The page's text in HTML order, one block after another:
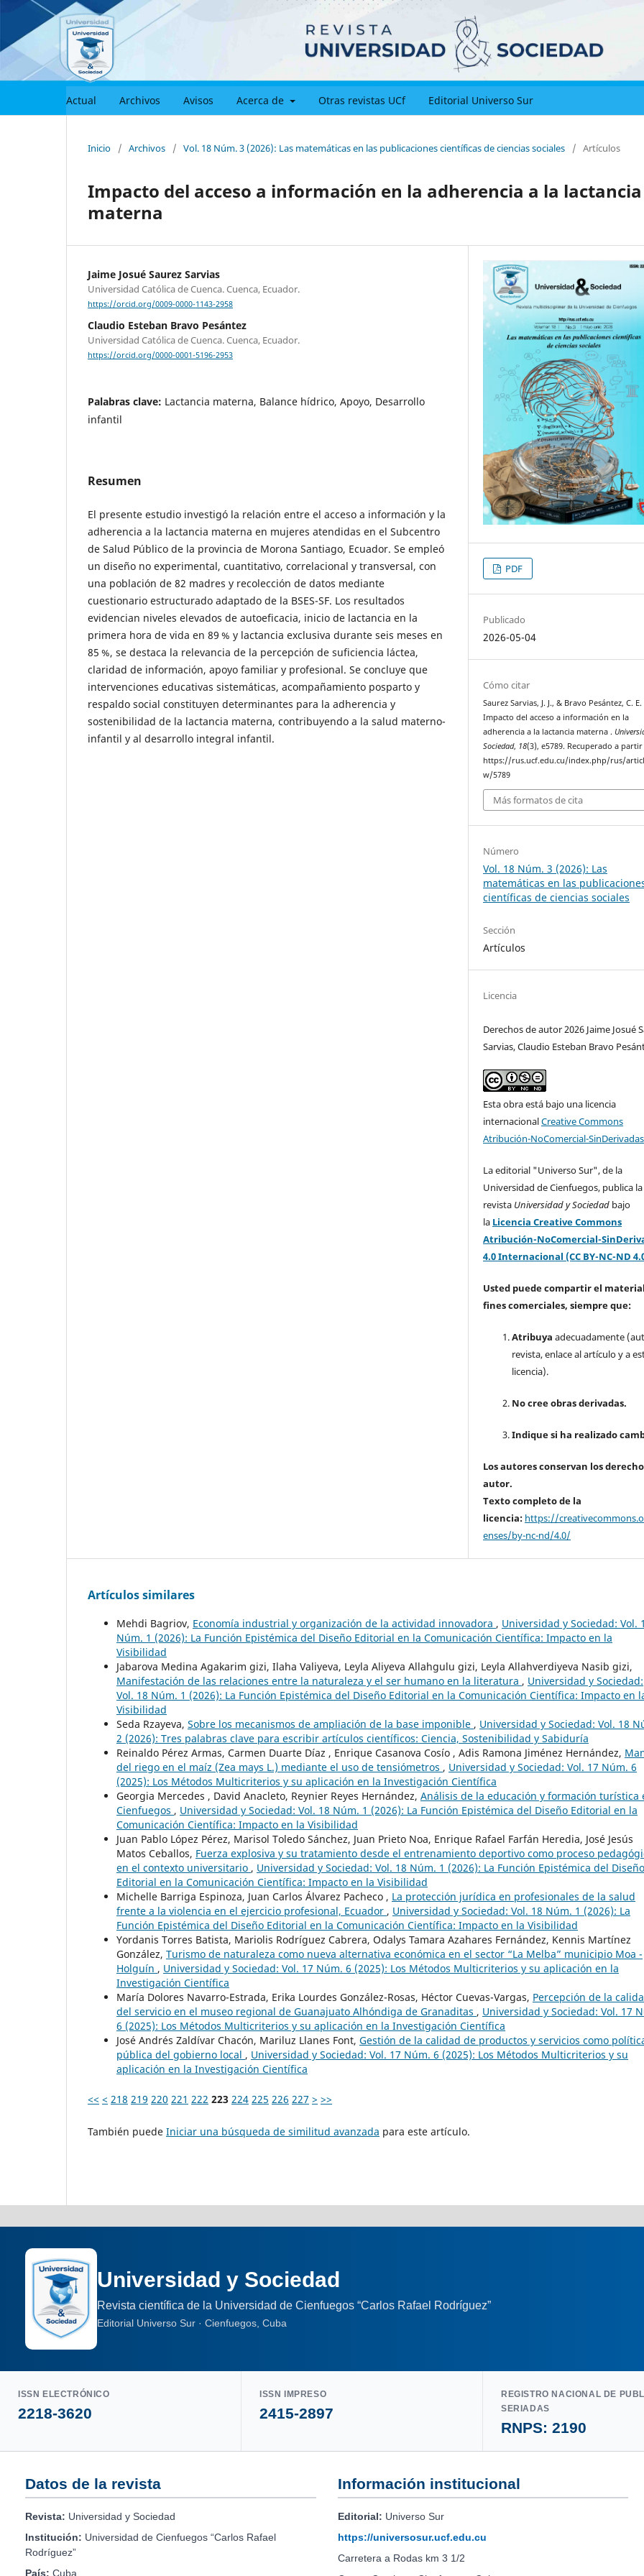
Actual Archivos Avisos Acerca de Otras revistas UCf Editorial Universo Sur
Inicio / Archivos / Vol. 18 Núm. 3 (2026): Las matemáticas en las publicaciones científicas de ciencias sociales / Artículos
Impacto del acceso a información en la adherencia a la lactancia
materna
Jaime Josué Saurez Sarvias
Universidad Católica de Cuenca. Cuenca, Ecuador.
https://orcid.org/0009-0000-1143-2958
Claudio Esteban Bravo Pesántez
Universidad Católica de Cuenca. Cuenca, Ecuador.
https://orcid.org/0000-0001-5196-2953
Palabras clave: Lactancia materna, Balance hídrico, Apoyo, Desarrollo
infantil
Resumen
El presente estudio investigó la relación entre el acceso a información y la
adherencia a la lactancia materna en mujeres atendidas en el Subcentro
de Salud Público de la provincia de Morona Santiago, Ecuador. Se empleó
un diseño no experimental, cuantitativo, correlacional y transversal, con
una población de 82 madres y recolección de datos mediante
cuestionario estructurado adaptado de la BSES-SF. Los resultados
evidencian niveles elevados de autoeficacia, inicio de lactancia en la
primera hora de vida en 89 % y lactancia exclusiva durante seis meses en
85 %, se destaca la relevancia de la percepción de suficiencia láctea,
claridad de información, apoyo familiar y profesional. Se concluye que
intervenciones educativas sistemáticas, acompañamiento posparto y
respaldo social constituyen determinantes para la adherencia y
sostenibilidad de la lactancia materna, contribuyendo a la salud materno-
infantil y al desarrollo integral infantil.
PDF
Publicado
2026-05-04
Cómo citar
Saurez Sarvias, J. J., & Bravo Pesántez, C. E.
Impacto del acceso a información en la
adherencia a la lactancia materna .
Sociedad, 18(3), e5789. Recuperado a
https://rus.ucf.edu.cu/index.php/rus/
w/5789
Más formatos de cita
Número
Vol. 18 Núm. 3 (2026): Las
matemáticas en las
científicas de ciencias sociales
Sección
Artículos
Licencia
Derechos de autor 2026 Jaime Josué
Sarvias, Claudio Esteban Bravo
Esta obra está bajo una licencia
internacionalCreative Commons
Atribución-NoComercial-
La editorial "Universo Sur", de la
Universidad de Cienfuegos, publica la
revista Universidad y Sociedad bajo
la Licencia Creative Commons
Atribución-NoComercial-
4.0 Internacional (CC BY-NC-ND
Usted puede compartir el
fines comerciales, siempre que:
Atribuya adecuadamente
revista, enlace al artículo y a
licencia).
No cree obras derivadas.
Indique si ha realizado
Los autores conservan los
autor.
Texto completo de la
licencia: https://
enses/by-nc-nd/4.0/
Artículos similares
Mehdi Bagriov, Economía industrial y organización de la actividad innovadora , Universidad y Sociedad: Vol.
Núm. 1 (2026): La Función Epistémica del Diseño Editorial en la Comunicación Científica: Impacto en la
Visibilidad
Jabarova Medina Agakarim gizi, Ilaha Valiyeva, Leyla Aliyeva Allahgulu gizi, Leyla Allahverdiyeva Nasib gizi,
Manifestación de las relaciones entre la naturaleza y el ser humano en la literatura , Universidad y Sociedad:
Vol. 18 Núm. 1 (2026): La Función Epistémica del Diseño Editorial en la Comunicación Científica: Impacto en
Visibilidad
Seda Rzayeva, Sobre los mecanismos de ampliación de la base imponible , Universidad y Sociedad: Vol. 18
2 (2026): Tres palabras clave para escribir artículos científicos: Ciencia, Sostenibilidad y Sabiduría
Reinaldo Pérez Armas, Carmen Duarte Díaz , Enrique Casanova Cosío , Adis Ramona Jiménez Hernández,
del riego en el maíz (Zea mays L.) mediante el uso de tensiómetros , Universidad y Sociedad: Vol. 17 Núm. 6
(2025): Los Métodos Multicriterios y su aplicación en la Investigación Científica
Georgia Mercedes , David Anacleto, Reynier Reyes Hernández, Análisis de la educación y formación turística
Cienfuegos , Universidad y Sociedad: Vol. 18 Núm. 1 (2026): La Función Epistémica del Diseño Editorial en la
Comunicación Científica: Impacto en la Visibilidad
Juan Pablo López Pérez, Marisol Toledo Sánchez, Juan Prieto Noa, Enrique Rafael Farfán Heredia, José Jesús
Matos Ceballos, Fuerza explosiva y su tratamiento desde el entrenamiento deportivo como proceso
en el contexto universitario , Universidad y Sociedad: Vol. 18 Núm. 1 (2026): La Función Epistémica del Diseño
Editorial en la Comunicación Científica: Impacto en la Visibilidad
Michelle Barriga Espinoza, Juan Carlos Álvarez Pacheco , La protección jurídica en profesionales de la salud
frente a la violencia en el ejercicio profesional, Ecuador , Universidad y Sociedad: Vol. 18 Núm. 1 (2026): La
Función Epistémica del Diseño Editorial en la Comunicación Científica: Impacto en la Visibilidad
Yordanis Torres Batista, Mariolis Rodríguez Cabrera, Odalys Tamara Azahares Fernández, Kennis Martínez
González, Turismo de naturaleza como nueva alternativa económica en el sector “La Melba” municipio Moa -
Holguín , Universidad y Sociedad: Vol. 17 Núm. 6 (2025): Los Métodos Multicriterios y su aplicación en la
Investigación Científica
María Dolores Navarro-Estrada, Erika Lourdes González-Rosas, Héctor Cuevas-Vargas, Percepción de la
del servicio en el museo regional de Guanajuato Alhóndiga de Granaditas , Universidad y Sociedad: Vol. 17
6 (2025): Los Métodos Multicriterios y su aplicación en la Investigación Científica
José Andrés Zaldívar Chacón, Mariluz Llanes Font, Gestión de la calidad de productos y servicios como
pública del gobierno local , Universidad y Sociedad: Vol. 17 Núm. 6 (2025): Los Métodos Multicriterios y su
aplicación en la Investigación Científica
<< < 218 219 220 221 222 223 224 225 226 227 > >>
También puede Iniciar una búsqueda de similitud avanzada para este artículo.
Universidad y Sociedad
Revista científica de la Universidad de Cienfuegos “Carlos Rafael Rodríguez”
Editorial Universo Sur · Cienfuegos, Cuba
ISSN ELECTRÓNICO
2218-3620
ISSN IMPRESO
2415-2897
REGISTRO NACIONAL DE
SERIADAS
RNPS: 2190
Datos de la revista
Revista: Universidad y Sociedad
Institución: Universidad de Cienfuegos “Carlos Rafael
Rodríguez”
País: Cuba
Información institucional
Editorial: Universo Sur
https://universosur.ucf.edu.cu
Carretera a Rodas km 3 1/2